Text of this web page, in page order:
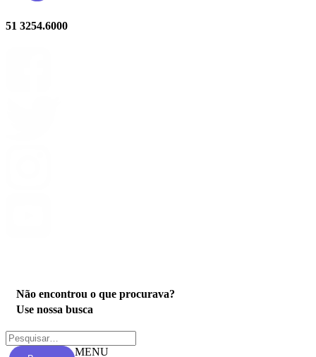
51 3254.6000
Não encontrou o que procurava?
Use nossa busca
MENU